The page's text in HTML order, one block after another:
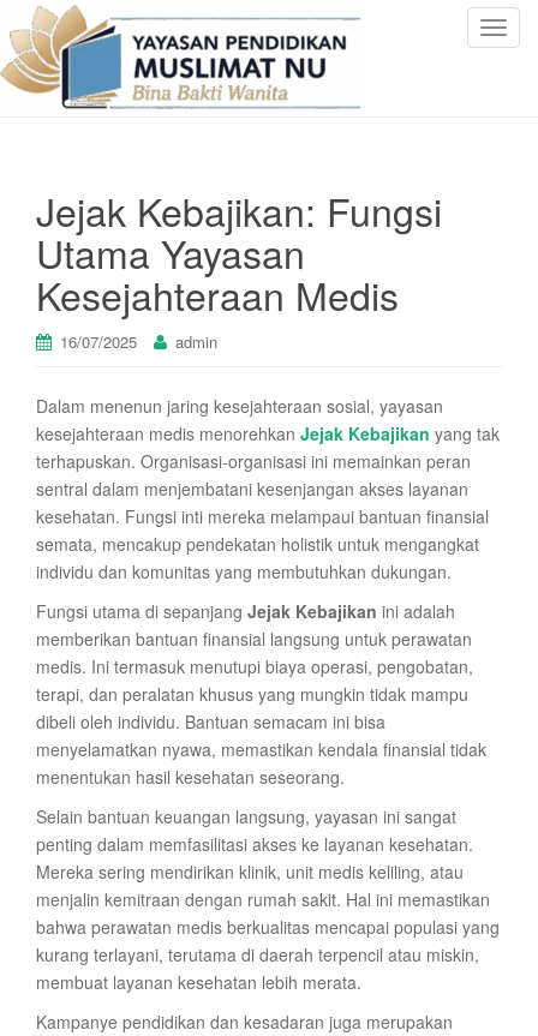
T
n
Jejak Kebajikan: Fungsi
Utama Yayasan
Kesejahteraan Medis
16/07/2025 admin
Dalam menenun jaring kesejahteraan sosial, yayasan
kesejahteraan medis menorehkan Jejak Kebajikan yang tak
terhapuskan. Organisasi-organisasi ini memainkan peran
sentral dalam menjembatani kesenjangan akses layanan
kesehatan. Fungsi inti mereka melampaui bantuan finansial
semata, mencakup pendekatan holistik untuk mengangkat
individu dan komunitas yang membutuhkan dukungan.
Fungsi utama di sepanjang Jejak Kebajikan ini adalah
memberikan bantuan finansial langsung untuk perawatan
medis. Ini termasuk menutupi biaya operasi, pengobatan,
terapi, dan peralatan khusus yang mungkin tidak mampu
dibeli oleh individu. Bantuan semacam ini bisa
menyelamatkan nyawa, memastikan kendala finansial tidak
menentukan hasil kesehatan seseorang.
Selain bantuan keuangan langsung, yayasan ini sangat
penting dalam memfasilitasi akses ke layanan kesehatan.
Mereka sering mendirikan klinik, unit medis keliling, atau
menjalin kemitraan dengan rumah sakit. Hal ini memastikan
bahwa perawatan medis berkualitas mencapai populasi yang
kurang terlayani, terutama di daerah terpencil atau miskin,
membuat layanan kesehatan lebih merata.
Kampanye pendidikan dan kesadaran juga merupakan